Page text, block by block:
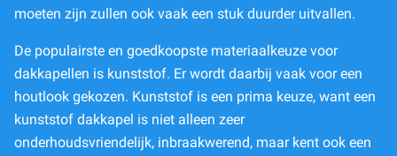
moeten zijn zullen ook vaak een stuk duurder uitvallen.
De populairste en goedkoopste materiaalkeuze voor
dakkapellen is kunststof. Er wordt daarbij vaak voor een
houtlook gekozen. Kunststof is een prima keuze, want een
kunststof dakkapel is niet alleen zeer
onderhoudsvriendelijk, inbraakwerend, maar kent ook een